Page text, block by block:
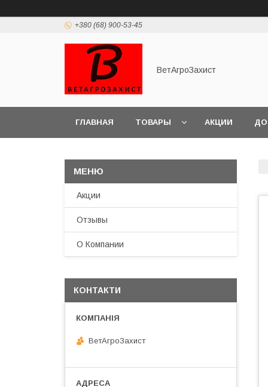
+380 (68) 900-53-45
ВетАгроЗахист
ГЛАВНАЯ ТОВАРЫ АКЦИИ
Акции
Отзывы
О Компании
КОНТАКТИ
ВетАгроЗахист